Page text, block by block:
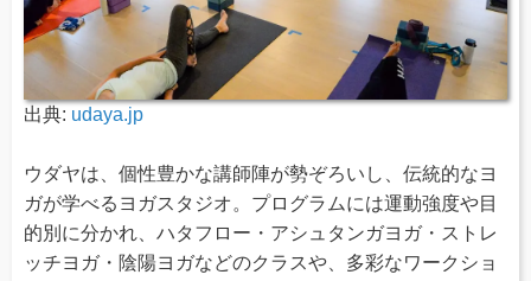
出典: udaya.jp
ウダヤは、個性豊かな講師陣が勢ぞろいし、伝統的なヨ
ガが学べるヨガスタジオ。プログラムには運動強度や目
的別に分かれ、ハタフロー・アシュタンガヨガ・ストレ
ッチヨガ・陰陽ヨガなどのクラスや、多彩なワークショ